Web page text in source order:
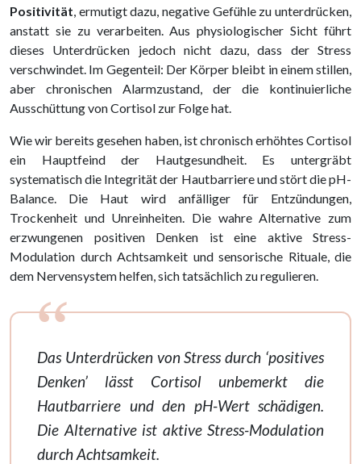
Positivität , ermutigt dazu, negative Gefühle zu unterdrücken,
anstatt sie zu verarbeiten. Aus physiologischer Sicht führt
dieses Unterdrücken jedoch nicht dazu, dass der Stress
verschwindet. Im Gegenteil: Der Körper bleibt in einem stillen,
aber chronischen Alarmzustand, der die kontinuierliche
Ausschüttung von Cortisol zur Folge hat.
Wie wir bereits gesehen haben, ist chronisch erhöhtes Cortisol
ein Hauptfeind der Hautgesundheit. Es untergräbt
systematisch die Integrität der Hautbarriere und stört die pH-
Balance. Die Haut wird anfälliger für Entzündungen,
Trockenheit und Unreinheiten. Die wahre Alternative zum
erzwungenen positiven Denken ist eine aktive Stress-
Modulation durch Achtsamkeit und sensorische Rituale, die
dem Nervensystem helfen, sich tatsächlich zu regulieren.
Das Unterdrücken von Stress durch ‘positives
Denken’ lässt Cortisol unbemerkt die
Hautbarriere und den pH-Wert schädigen.
Die Alternative ist aktive Stress-Modulation
durch Achtsamkeit.